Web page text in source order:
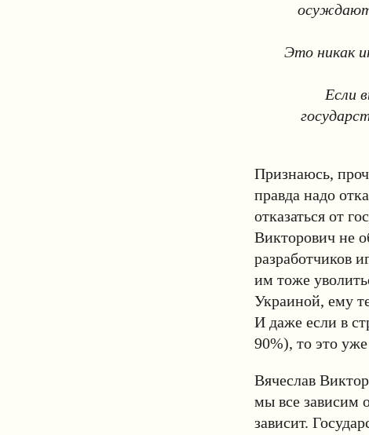
Это никак
Если
Признаюсь,
правда надо
отказаться от
Викторович не
разработчиков
им тоже
Украиной, ему
И даже если в
90%), то это
Вячеслав
мы все зависим
зависит.